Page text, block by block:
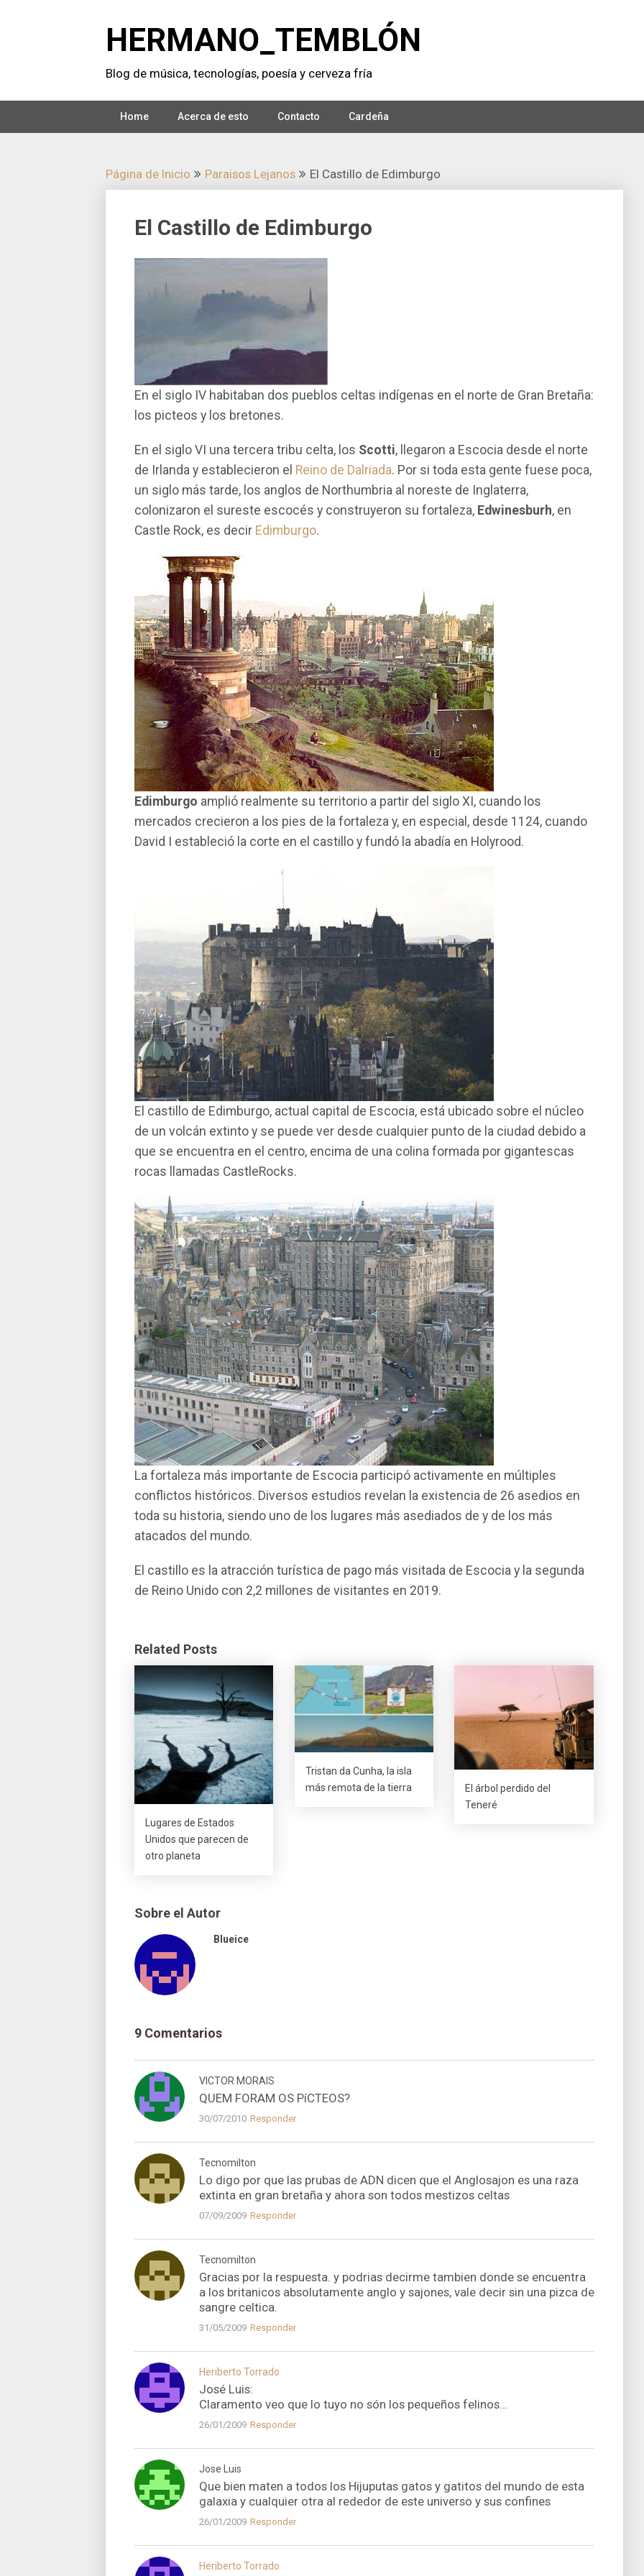
HERMANO_TEMBLÓN
Blog de música, tecnologí­as, poesí­a y cerveza frí­a
Home Acerca de esto Contacto Cardeña
Página de Inicio Paraisos Lejanos El Castillo de Edimburgo
El Castillo de Edimburgo
En el siglo IV habitaban dos pueblos celtas indí­genas en el norte de Gran Bretaña:
los picteos y los bretones.
En el siglo VI una tercera tribu celta, los Scotti, llegaron a Escocia desde el norte
de Irlanda y establecieron el Reino de Dalriada. Por si toda esta gente fuese poca,
un siglo más tarde, los anglos de Northumbria al noreste de Inglaterra,
colonizaron el sureste escocés y construyeron su fortaleza, Edwinesburh, en
Castle Rock, es decir Edimburgo.
Edimburgo amplió realmente su territorio a partir del siglo XI, cuando los
mercados crecieron a los pies de la fortaleza y, en especial, desde 1124, cuando
David I estableció la corte en el castillo y fundó la abadí­a en Holyrood.
El castillo de Edimburgo, actual capital de Escocia, está ubicado sobre el núcleo
de un volcán extinto y se puede ver desde cualquier punto de la ciudad debido a
que se encuentra en el centro, encima de una colina formada por gigantescas
rocas llamadas CastleRocks.
La fortaleza más importante de Escocia participó activamente en múltiples
conflictos históricos. Diversos estudios revelan la existencia de 26 asedios en
toda su historia, siendo uno de los lugares más asediados de y de los más
atacados del mundo.
El castillo es la atracción turística de pago más visitada de Escocia y la segunda
de Reino Unido con 2,2 millones de visitantes en 2019.
Related Posts
Lugares de Estados
Unidos que parecen de
otro planeta
Tristan da Cunha, la isla
más remota de la tierra
El árbol perdido del
Teneré
Sobre el Autor
Blueice
9 Comentarios
VICTOR MORAIS
QUEM FORAM OS PíCTEOS?
30/07/2010 Responder
Tecnomilton
Lo digo por que las prubas de ADN dicen que el Anglosajon es una raza
extinta en gran bretaña y ahora son todos mestizos celtas
07/09/2009 Responder
Tecnomilton
Gracias por la respuesta. y podrias decirme tambien donde se encuentra
a los britanicos absolutamente anglo y sajones, vale decir sin una pizca de
sangre celtica.
31/05/2009 Responder
Heriberto Torrado
José Luis:
Claramento veo que lo tuyo no són los pequeños felinos…
26/01/2009 Responder
Jose Luis
Que bien maten a todos los Hijuputas gatos y gatitos del mundo de esta
galaxia y cualquier otra al rededor de este universo y sus confines
26/01/2009 Responder
Heriberto Torrado